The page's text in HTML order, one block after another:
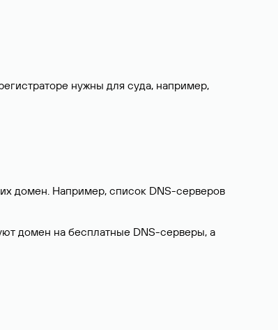
нужны для суда, например,
домен. Например, список DNS-серверов
домен на бесплатные DNS-серверы, а